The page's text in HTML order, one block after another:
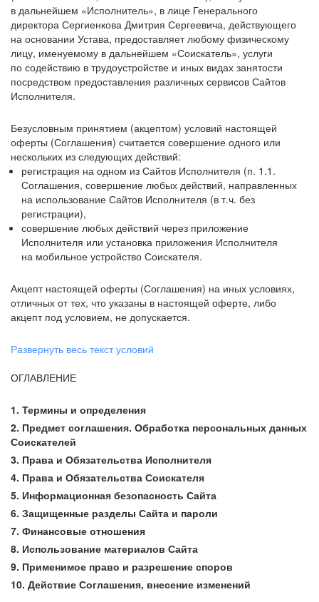
в дальнейшем «Исполнитель», в лице Генерального
директора Сергиенкова Дмитрия Сергеевича, действующего
на основании Устава, предоставляет любому физическому
лицу, именуемому в дальнейшем «Соискатель», услуги
по содействию в трудоустройстве и иных видах занятости
посредством предоставления различных сервисов Сайтов
Исполнителя.
Безусловным принятием (акцептом) условий настоящей
оферты (Соглашения) считается совершение одного или
нескольких из следующих действий:
регистрация на одном из Сайтов Исполнителя (п. 1.1.
Соглашения, совершение любых действий, направленных
на использование Сайтов Исполнителя (в т.ч. без
регистрации),
совершение любых действий через приложение
Исполнителя или установка приложения Исполнителя
на мобильное устройство Соискателя.
Акцепт настоящей оферты (Соглашения) на иных условиях,
отличных от тех, что указаны в настоящей оферте, либо
акцепт под условием, не допускается.
Развернуть весь текст условий
ОГЛАВЛЕНИЕ
1. Термины и определения
2. Предмет соглашения. Обработка персональных данных
Соискателей
3. Права и Обязательства Исполнителя
4. Права и Обязательства Соискателя
5. Информационная безопасность Сайта
6. Защищенные разделы Сайта и пароли
7. Финансовые отношения
8. Использование материалов Сайта
9. Применимое право и разрешение споров
10. Действие Соглашения, внесение изменений